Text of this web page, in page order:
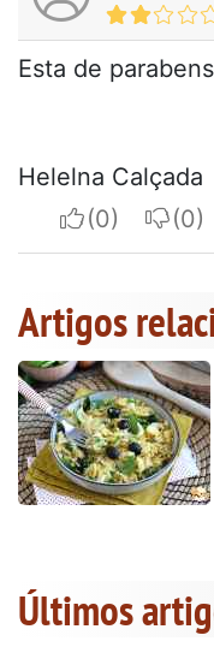
Esta de
Helelna Calçada
I apreciate
I
Artigos
Últimos